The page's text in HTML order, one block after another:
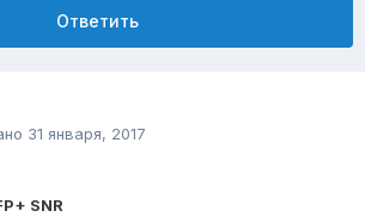
Ответить
31 января, 2017
SNR